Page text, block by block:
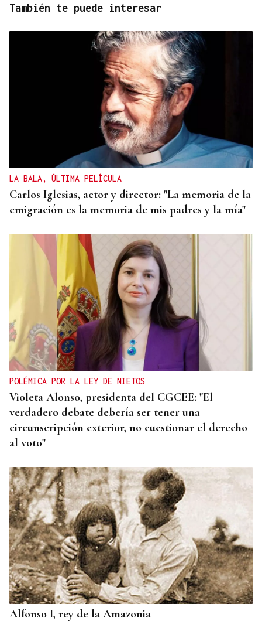
También te puede interesar
LA BALA, ÚLTIMA PELÍCULA
Carlos Iglesias, actor y director: "La memoria de la
emigración es la memoria de mis padres y la mía"
POLÉMICA POR LA LEY DE NIETOS
Violeta Alonso, presidenta del CGCEE: "El
verdadero debate debería ser tener una
circunscripción exterior, no cuestionar el derecho
al voto"
Alfonso I, rey de la Amazonia